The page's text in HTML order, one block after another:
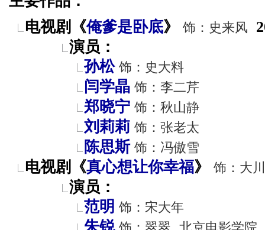
电视剧《俺爹是卧底》 饰：史来风
演员：
孙松 饰：史大料
闫学晶 饰：李二芹
郑晓宁 饰：秋山静
刘莉莉 饰：张老太
陈思斯 饰：冯傲雪
电视剧《真心想让你幸福》 饰：大川
演员：
范明 饰：宋大年